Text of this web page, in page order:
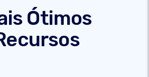
Ótimos